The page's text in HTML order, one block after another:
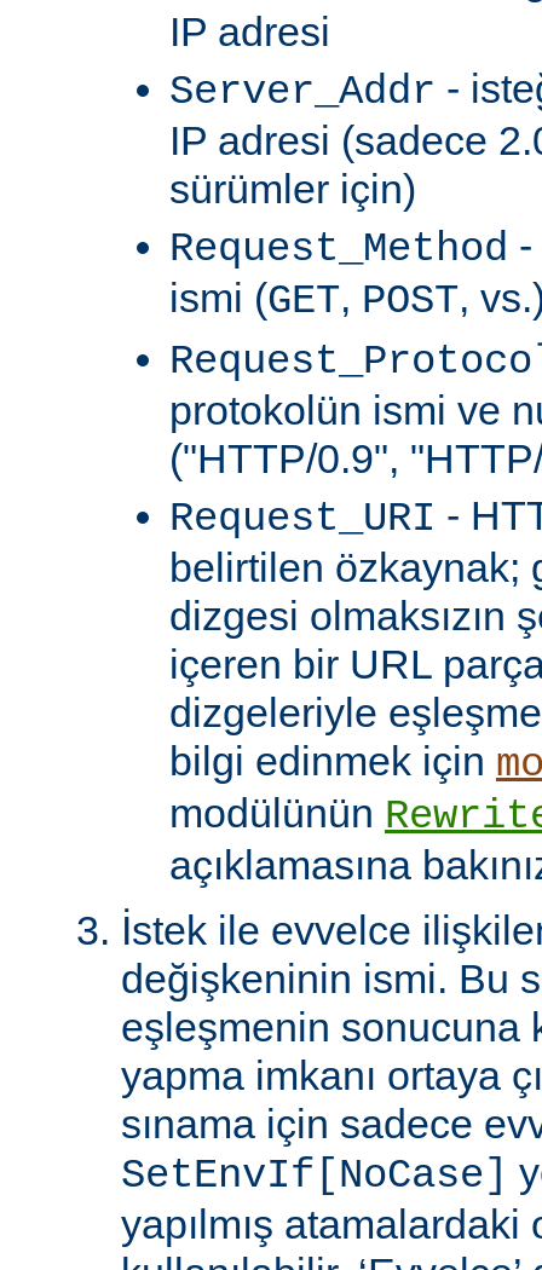
IP adresi
Server_Addr -
IP adresi (sadece
sürümler için)
Request_Method -
ismi (GET, POST,
protokolün ismi ve
("HTTP/0.9",
Request_URI -
belirtilen özkaynak;
dizgesi olmaksızın
içeren bir URL
dizgeleriyle
bilgi edinmek için
modülünün
açıklamasına
İstek ile evvelce
değişkeninin ismi. Bu
eşleşmenin sonucuna
yapma imkanı ortaya
sınama için sadece
SetEnvIf[NoCase]
yapılmış